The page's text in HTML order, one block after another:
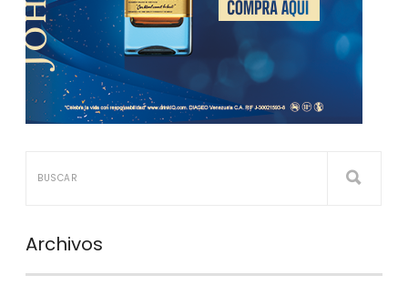
Archivos